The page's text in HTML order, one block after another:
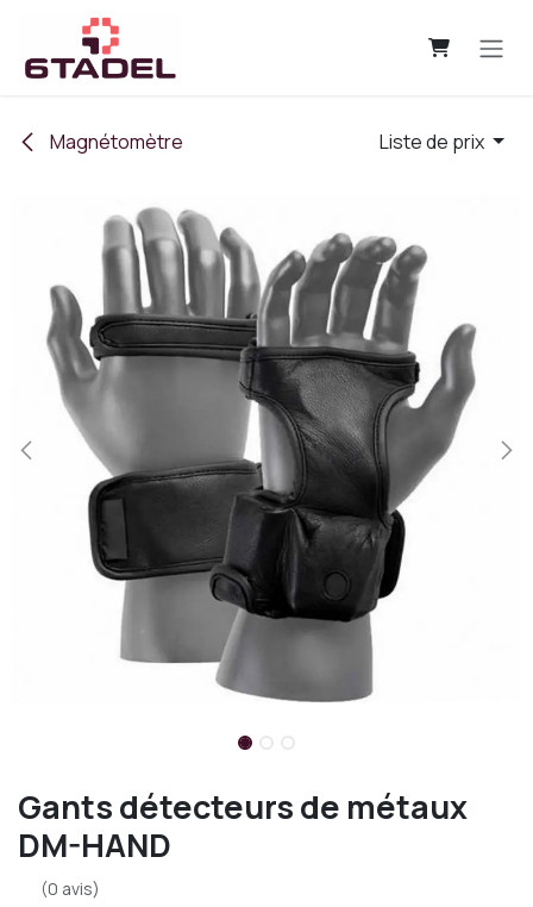
Se rendre au contenu
Magnétomètre Liste de prix
Gants détecteurs de métaux
DM-HAND
(0 avis)